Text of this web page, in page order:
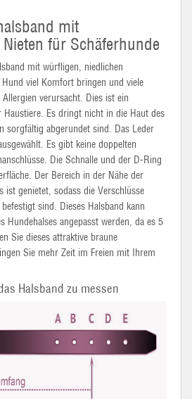
mit
für Schäferhunde
mit würfligen, niedlichen
viel Komfort bringen und viele
verursacht. Dies ist ein
Es dringt nicht in die Haut des
sorgfältig abgerundet sind. Das Leder
Es gibt keine doppelten
Die Schnalle und der D-Ring
Der Bereich in der Nähe der
ist genietet, sodass die Verschlüsse
sind. Dieses Halsband kann
Hundehalses angepasst werden, da es 5
Sie dieses attraktive braune
Sie mehr Zeit im Freien mit Ihrem
Halsband zu messen